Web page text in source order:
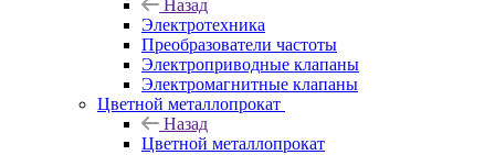
Назад
Электротехника
Преобразователи частоты
Электроприводные клапаны
Электромагнитные клапаны
Цветной металлопрокат
Назад
Цветной металлопрокат